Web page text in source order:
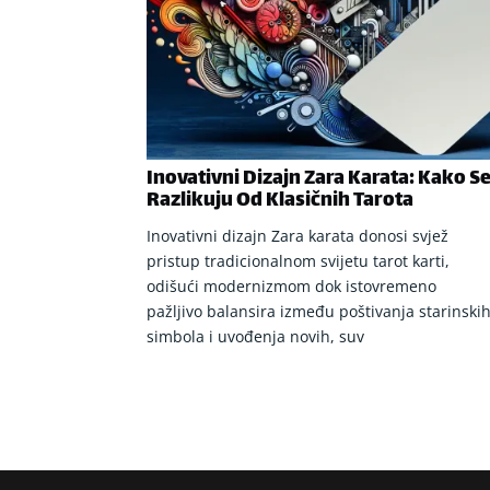
Inovativni Dizajn Zara Karata: Kako
Razlikuju Od Klasičnih Tarota
Inovativni dizajn Zara karata donosi svjež
pristup tradicionalnom svijetu tarot karti,
odišući modernizmom dok istovremeno
pažljivo balansira između poštivanja
simbola i uvođenja novih, suv